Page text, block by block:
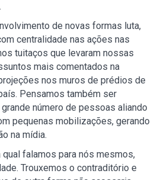
de novas formas luta,
centralidade nas ações nas
tuitaços que levaram nossas
mais comentados na
nos muros de prédios de
Pensamos também ser
número de pessoas aliando
pequenas mobilizações, gerando
na mídia.
qual falamos para nós mesmos,
Trouxemos o contraditório e